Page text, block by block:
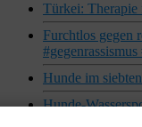
Türkei: Therapie
Furchtlos gegen
Hunde im
Hunde-